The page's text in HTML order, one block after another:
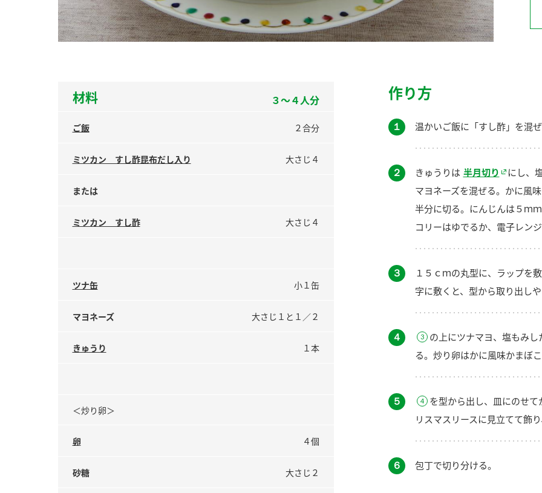
材料 ３～４人分
ご飯 ２合分
ミツカン すし酢昆布だし入り 大さじ４
または
ミツカン すし酢 大さじ４
ツナ缶 小１缶
マヨネーズ 大さじ１と１／２
きゅうり １本
＜炒り卵＞
卵 ４個
砂糖 大さじ２
作り方
１ 温かいご飯に「すし酢」を混
２ きゅうりは 半月切り
にし、
マヨネーズを混ぜる。かに風
半分に切る。にんじんは５ｍ
コリーはゆでるか、電子レン
３
１５ｃｍの丸型に、ラップを
字に敷くと、型から取り出し
４
の上にツナマヨ、塩もみ
る。炒り卵はかに風味かまぼ
５
を型から出し、皿にのせ
リスマスリースに見立てて飾
６ 包丁で切り分ける。